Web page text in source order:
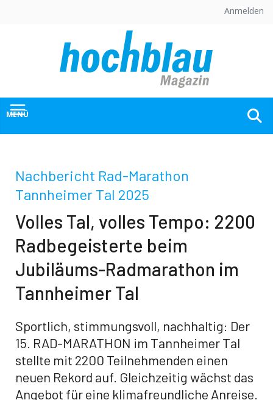
Anmelden
MENÜ
Nachbericht Rad-Marathon
Tannheimer Tal 2025
Volles Tal, volles Tempo: 2200
Radbegeisterte beim
Jubiläums-Radmarathon im
Tannheimer Tal
Sportlich, stimmungsvoll, nachhaltig: Der
15. RAD-MARATHON im Tannheimer Tal
stellte mit 2200 Teilnehmenden einen
neuen Rekord auf. Gleichzeitig wächst das
Angebot für eine klimafreundliche Anreise.